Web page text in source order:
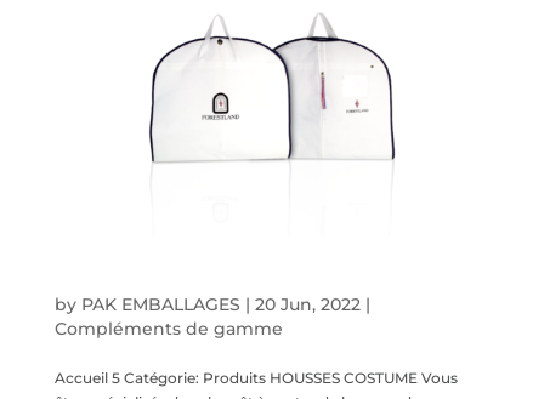
by PAK EMBALLAGES | 20 Jun, 2022|
Compléments de gamme
Accueil 5 Catégorie: Produits HOUSSES COSTUME Vous